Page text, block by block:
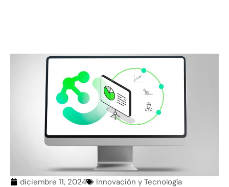
diciembre 11, 2024 Innovación y Tecnología